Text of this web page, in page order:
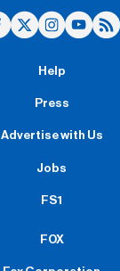
Help
Press
Advertise with Us
Jobs
FS1
FOX